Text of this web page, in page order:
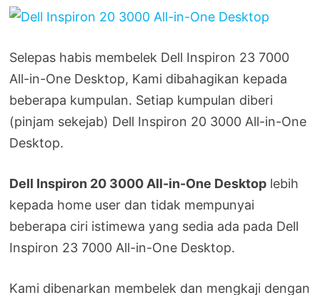
Selepas habis membelek Dell Inspiron 23 7000
All-in-One Desktop, Kami dibahagikan kepada
beberapa kumpulan. Setiap kumpulan diberi
(pinjam sekejab) Dell Inspiron 20 3000 All-in-One
Desktop.
Dell Inspiron 20 3000 All-in-One Desktop lebih
kepada home user dan tidak mempunyai
beberapa ciri istimewa yang sedia ada pada Dell
Inspiron 23 7000 All-in-One Desktop.
Kami dibenarkan membelek dan mengkaji dengan